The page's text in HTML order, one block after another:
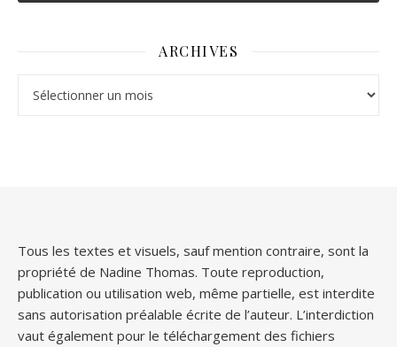
ARCHIVES
Tous les textes et visuels, sauf mention contraire, sont la
propriété de Nadine Thomas. Toute reproduction,
publication ou utilisation web, même partielle, est interdite
sans autorisation préalable écrite de l’auteur. L’interdiction
vaut également pour le téléchargement des fichiers